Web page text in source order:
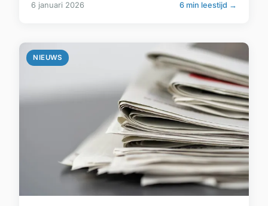
6 januari 2026 6 min leestijd →
NIEUWS